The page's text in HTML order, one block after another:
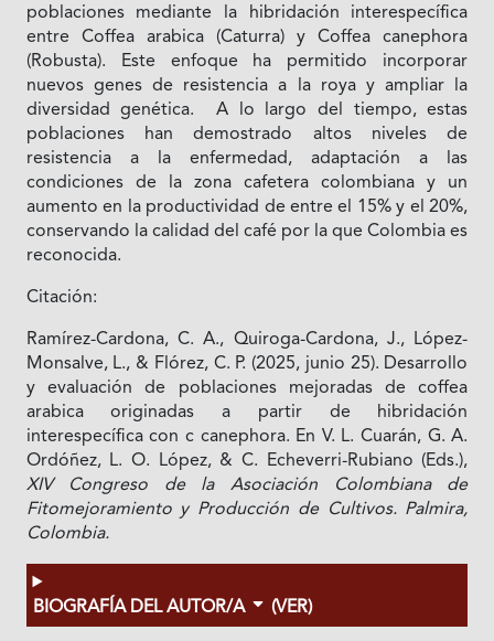
poblaciones mediante la hibridación interespecífica
entre Coffea arabica (Caturra) y Coffea canephora
(Robusta). Este enfoque ha permitido incorporar
nuevos genes de resistencia a la roya y ampliar la
diversidad genética. A lo largo del tiempo, estas
poblaciones han demostrado altos niveles de
resistencia a la enfermedad, adaptación a las
condiciones de la zona cafetera colombiana y un
aumento en la productividad de entre el 15% y el 20%,
conservando la calidad del café por la que Colombia es
reconocida.
Citación:
Ramírez-Cardona, C. A., Quiroga-Cardona, J., López-
Monsalve, L., & Flórez, C. P. (2025, junio 25). Desarrollo
y evaluación de poblaciones mejoradas de coffea
arabica originadas a partir de hibridación
interespecífica con c canephora. En V. L. Cuarán, G. A.
Ordóñez, L. O. López, & C. Echeverri-Rubiano (Eds.),
XIV Congreso de la Asociación Colombiana de
Fitomejoramiento y Producción de Cultivos. Palmira,
Colombia.
BIOGRAFÍA DEL AUTOR/A (VER)